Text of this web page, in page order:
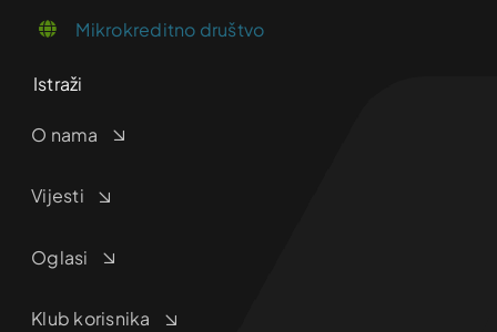
Mikrokreditno društvo
Istraži
O nama
Vijesti
Oglasi
Klub korisnika